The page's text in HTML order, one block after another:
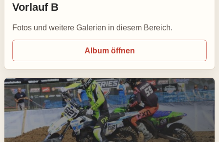
Vorlauf B
Fotos und weitere Galerien in diesem Bereich.
Album öffnen